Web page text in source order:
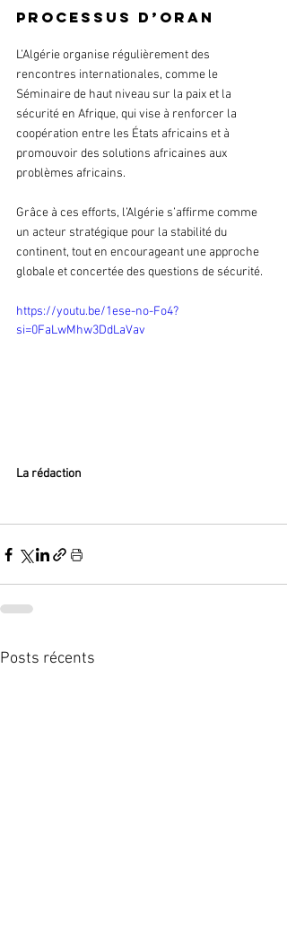
Processus d’Oran
L’Algérie organise régulièrement des
rencontres internationales, comme le
Séminaire de haut niveau sur la paix et la
sécurité en Afrique, qui vise à renforcer la
coopération entre les États africains et à
promouvoir des solutions africaines aux
problèmes africains.
Grâce à ces efforts, l’Algérie s’affirme comme
un acteur stratégique pour la stabilité du
continent, tout en encourageant une approche
globale et concertée des questions de sécurité.
https://youtu.be/1ese-no-Fo4?
si=0FaLwMhw3DdLaVav
La rédaction
Posts récents